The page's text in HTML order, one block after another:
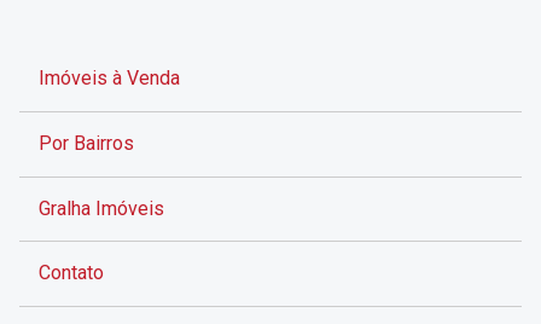
Imóveis à Venda
Por Bairros
Gralha Imóveis
Contato